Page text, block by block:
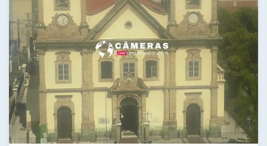
curtir a vista do litoral sem sair de casa.
Câmeras ao Vivo em São
Vicente
Além da Praia dos Milionários
, você pode
encontrar outras câmeras ao vivo na cidade,
cobrindo diferentes pontos turísticos e praias. Seja